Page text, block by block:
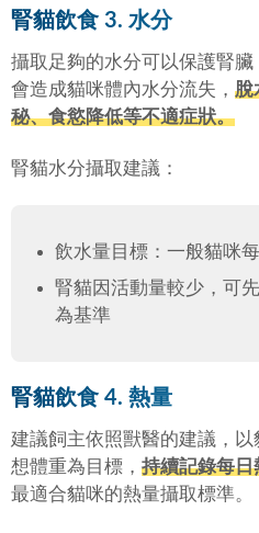
腎貓飲食 3. 水分
攝取足夠的水分可以保護腎
會造成貓咪體內水分流失， 脫
秘、食慾降低等不適症狀。
腎貓水分攝取建議：
飲水量目標：一般貓咪
腎貓因活動量較少，可
為基準
腎貓飲食 4. 熱量
建議飼主依照獸醫的建議，
想體重為目標， 持續記錄每日
最適合貓咪的熱量攝取標準。